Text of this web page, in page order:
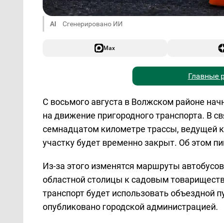
AI Сгенерировано ИИ
Max
Главные
С восьмого августа в Волжском районе
на движение пригородного транспорта. В
семнадцатом километре трассы, ведущей
участку будет временно закрыт. Об этом
Из-за этого изменятся маршруты
областной столицы к садовым
транспорт будет использовать
опубликовано городской администрацией.